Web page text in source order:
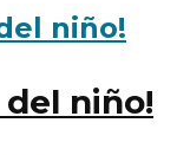
niño!